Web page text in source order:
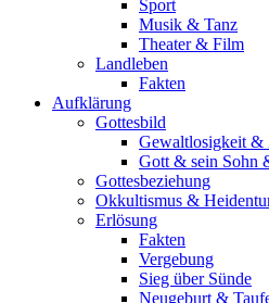
Sport
Musik & Tanz
Theater & Film
Landleben
Fakten
Aufklärung
Gottesbild
Gewaltlosigkeit &
Gott & sein Sohn
Gottesbeziehung
Okkultismus &
Erlösung
Fakten
Vergebung
Sieg über Sünde
Neugeburt &